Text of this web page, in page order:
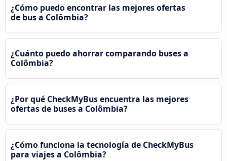
¿Cómo puedo encontrar las mejores ofertas
de bus a Colômbia?
¿Cuánto puedo ahorrar comparando buses a
Colômbia?
¿Por qué CheckMyBus encuentra las mejores
ofertas de buses a Colômbia?
¿Cómo funciona la tecnología de CheckMyBus
para viajes a Colômbia?